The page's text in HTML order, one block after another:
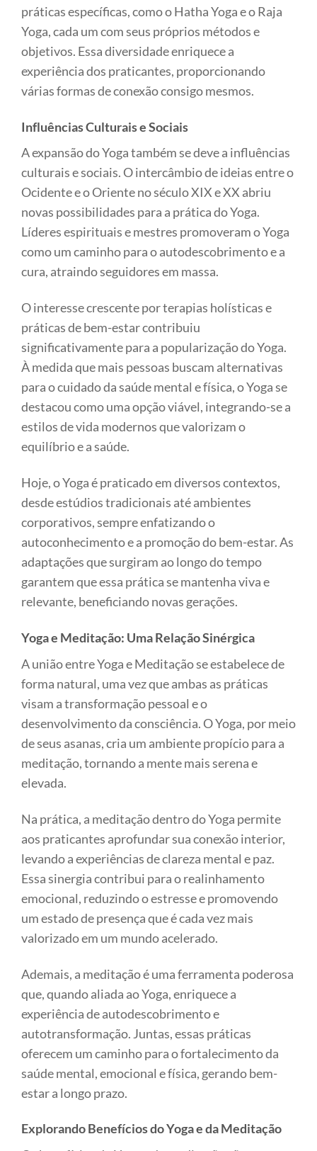
práticas específicas, como o Hatha Yoga e o Raja
Yoga, cada um com seus próprios métodos e
objetivos. Essa diversidade enriquece a
experiência dos praticantes, proporcionando
várias formas de conexão consigo mesmos.
Influências Culturais e Sociais
A expansão do Yoga também se deve a influências
culturais e sociais. O intercâmbio de ideias entre o
Ocidente e o Oriente no século XIX e XX abriu
novas possibilidades para a prática do Yoga.
Líderes espirituais e mestres promoveram o Yoga
como um caminho para o autodescobrimento e a
cura, atraindo seguidores em massa.
O interesse crescente por terapias holísticas e
práticas de bem-estar contribuiu
significativamente para a popularização do Yoga.
À medida que mais pessoas buscam alternativas
para o cuidado da saúde mental e física, o Yoga se
destacou como uma opção viável, integrando-se a
estilos de vida modernos que valorizam o
equilíbrio e a saúde.
Hoje, o Yoga é praticado em diversos contextos,
desde estúdios tradicionais até ambientes
corporativos, sempre enfatizando o
autoconhecimento e a promoção do bem-estar. As
adaptações que surgiram ao longo do tempo
garantem que essa prática se mantenha viva e
relevante, beneficiando novas gerações.
Yoga e Meditação: Uma Relação Sinérgica
A união entre Yoga e Meditação se estabelece de
forma natural, uma vez que ambas as práticas
visam a transformação pessoal e o
desenvolvimento da consciência. O Yoga, por meio
de seus asanas, cria um ambiente propício para a
meditação, tornando a mente mais serena e
elevada.
Na prática, a meditação dentro do Yoga permite
aos praticantes aprofundar sua conexão interior,
levando a experiências de clareza mental e paz.
Essa sinergia contribui para o realinhamento
emocional, reduzindo o estresse e promovendo
um estado de presença que é cada vez mais
valorizado em um mundo acelerado.
Ademais, a meditação é uma ferramenta poderosa
que, quando aliada ao Yoga, enriquece a
experiência de autodescobrimento e
autotransformação. Juntas, essas práticas
oferecem um caminho para o fortalecimento da
saúde mental, emocional e física, gerando bem-
estar a longo prazo.
Explorando Benefícios do Yoga e da Meditação